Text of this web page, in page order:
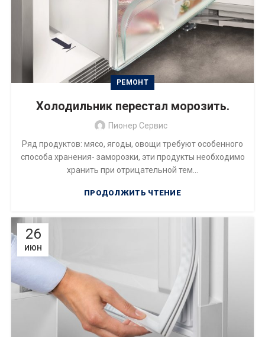
РЕМОНТ
Холодильник перестал морозить.
Пионер Сервис
Ряд продуктов: мясо, ягоды, овощи требуют особенного
способа хранения- заморозки, эти продукты необходимо
хранить при отрицательной тем...
ПРОДОЛЖИТЬ ЧТЕНИЕ
26
ИЮН